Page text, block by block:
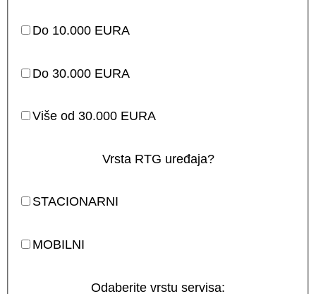
Do 10.000 EURA
Do 30.000 EURA
Više od 30.000 EURA
Vrsta RTG uređaja?
STACIONARNI
MOBILNI
Odaberite vrstu servisa: